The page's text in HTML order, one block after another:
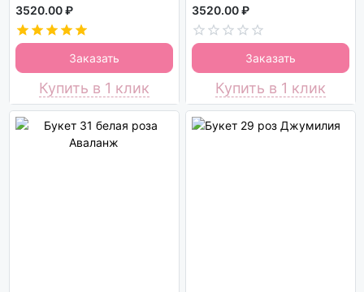
3520.00 ₽
Заказать
Купить в 1 клик
3520.00 ₽
Заказать
Купить в 1 клик